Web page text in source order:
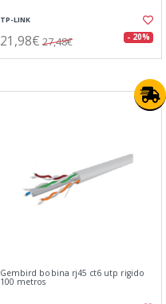
TP-LINK
21,98€ 27,48€ - 20%
Gembird bobina rj45 ct6 utp rigido
100 metros